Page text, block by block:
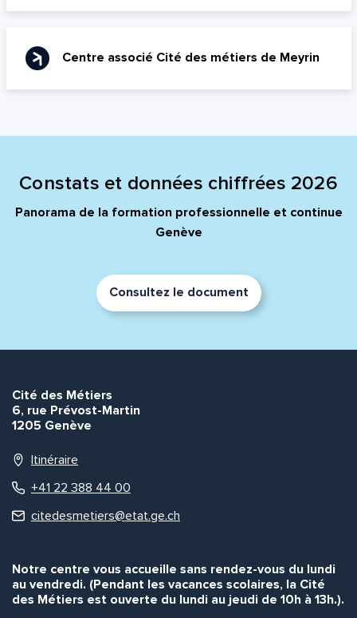
Centre associé Cité des métiers de Meyrin
Constats et données chiffrées 2026
Panorama de la formation professionnelle et continue
Genève
Consultez le document
Cité des Métiers
6, rue Prévost-Martin
1205 Genève
Itinéraire
+41 22 388 44 00
citedesmetiers@etat.ge.ch
Notre centre vous accueille sans rendez-vous du lundi
au vendredi. (Pendant les vacances scolaires, la Cité
des Métiers est ouverte du lundi au jeudi de 10h à 13h.).
Message*
Envoyer
Commentaire*
Envoyer